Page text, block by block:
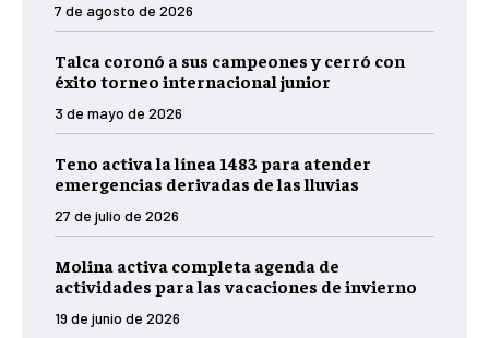
7 de agosto de 2026
Talca coronó a sus campeones y cerró con
éxito torneo internacional junior
3 de mayo de 2026
Teno activa la línea 1483 para atender
emergencias derivadas de las lluvias
27 de julio de 2026
Molina activa completa agenda de
actividades para las vacaciones de invierno
19 de junio de 2026